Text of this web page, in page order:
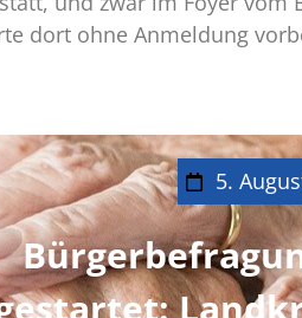
dort ohne Anmeldung
5.